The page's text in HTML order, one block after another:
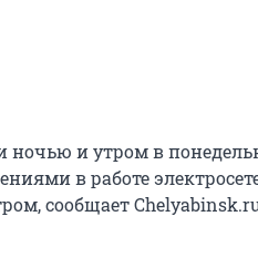
ночью и утром в
в работе
сообщает